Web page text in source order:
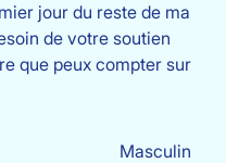
jour du reste de ma
de votre soutien
que peux compter sur
Masculin